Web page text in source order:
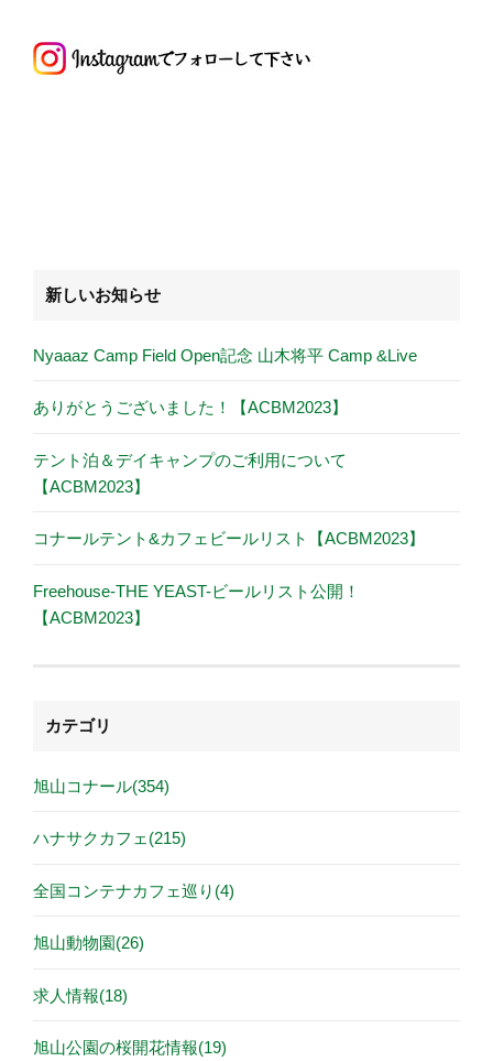
新しいお知らせ
Nyaaaz Camp Field Open記念 山木将平 Camp &Live
ありがとうございました！【ACBM2023】
テント泊＆デイキャンプのご利用について
【ACBM2023】
コナールテント&カフェビールリスト【ACBM2023】
Freehouse-THE YEAST-ビールリスト公開！
【ACBM2023】
カテゴリ
旭山コナール(354)
ハナサクカフェ(215)
全国コンテナカフェ巡り(4)
旭山動物園(26)
求人情報(18)
旭山公園の桜開花情報(19)